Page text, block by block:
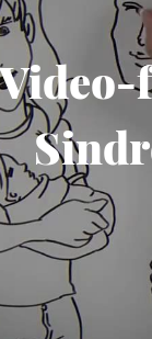
Video-